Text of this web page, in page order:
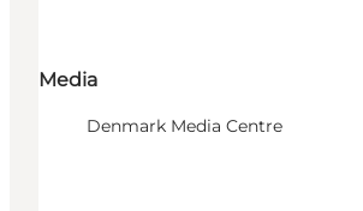
Media
Denmark Media Centre